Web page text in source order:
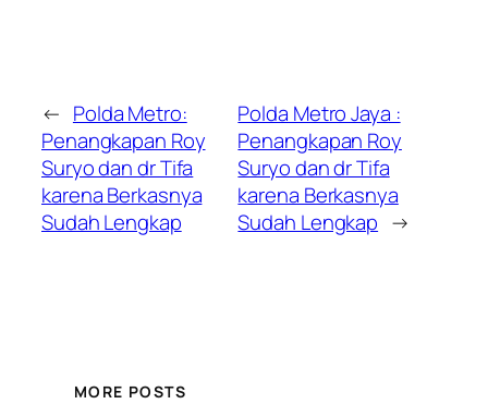
← Polda Metro:
Penangkapan Roy
Suryo dan dr Tifa
karena Berkasnya
Sudah Lengkap
Polda Metro Jaya :
Penangkapan Roy
Suryo dan dr Tifa
karena Berkasnya
Sudah Lengkap →
MORE POSTS